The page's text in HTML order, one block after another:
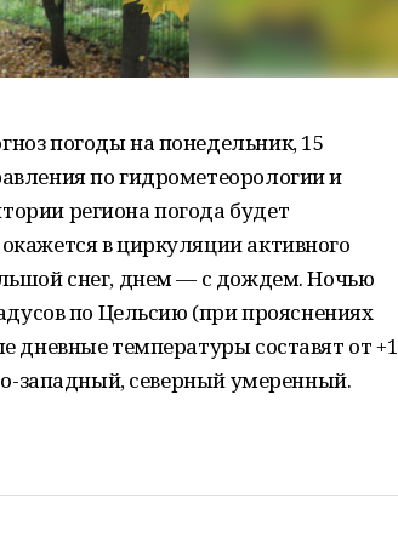
погоды на понедельник, 15
по гидрометеорологии и
региона погода будет
в циркуляции активного
снег, днем — с дождем. Ночью
по Цельсию (при прояснениях
дневные температуры составят от +1
западный, северный умеренный.